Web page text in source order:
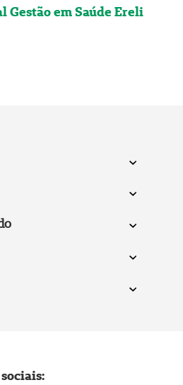
Gestão em Saúde Ereli